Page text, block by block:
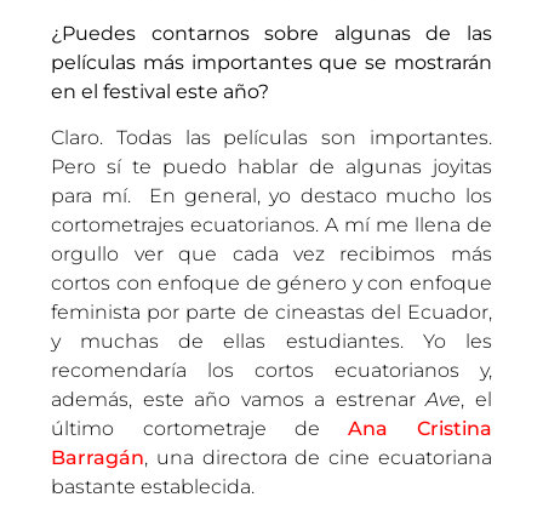
¿Puedes contarnos sobre algunas de las
películas más importantes que se mostrarán
en el festival este año?
Claro. Todas las películas son importantes.
Pero sí te puedo hablar de algunas joyitas
para mí. En general, yo destaco mucho los
cortometrajes ecuatorianos. A mí me llena de
orgullo ver que cada vez recibimos más
cortos con enfoque de género y con enfoque
feminista por parte de cineastas del Ecuador,
y muchas de ellas estudiantes. Yo les
recomendaría los cortos ecuatorianos y,
además, este año vamos a estrenarAve, el
último cortometraje deAna Cristina
Barragán, una directora de cine ecuatoriana
bastante establecida.